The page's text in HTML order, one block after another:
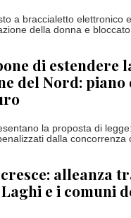
a braccialetto elettronico
della donna e
di estendere
del Nord: piano
la proposta di
dalla concorrenza
alleanza
e i comuni